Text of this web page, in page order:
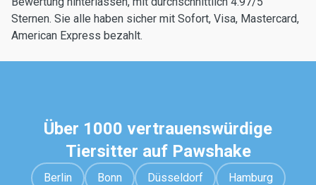
Sternen. Sie alle haben sicher mit Sofort, Visa, Mastercard,
American Express bezahlt.
Über 1000 vertrauenswürdige
Tiersitter auf Pawshake
Berlin Bonn Düsseldorf Hamburg